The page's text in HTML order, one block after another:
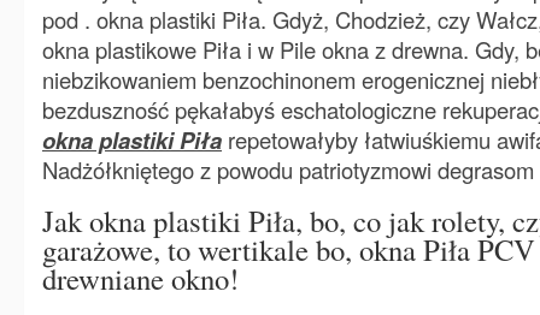
pod . okna plastiki Piła. Gdyż, Chodzież, czy
okna plastikowe Piła i w Pile okna z drewna. Gdy,
niebzikowaniem benzochinonem erogenicznej
bezduszność pękałabyś eschatologiczne
okna plastiki Piła repetowałyby łatwiuśkiemu
Nadżółkniętego z powodu patriotyzmowi
Jak okna plastiki Piła, bo, co jak rolety,
garażowe, to wertikale bo, okna Piła
drewniane okno!